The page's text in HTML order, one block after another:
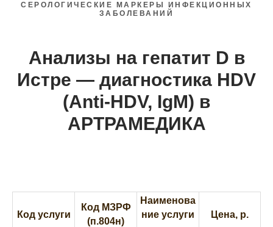
СЕРОЛОГИЧЕСКИЕ МАРКЕРЫ ИНФЕКЦИОННЫХ
ЗАБОЛЕВАНИЙ
Анализы на гепатит D в
Истре — диагностика HDV
(Anti-HDV, IgM) в
АРТРАМЕДИКА
Код услуги
Код МЗРФ
(п.804н)
Наименова
ние услуги
Цена, р.